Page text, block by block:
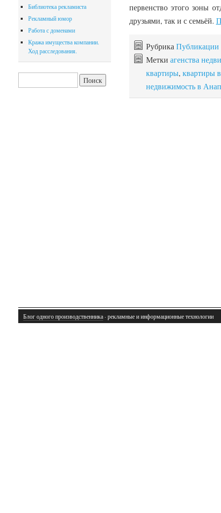
первенство этого зоны
друзьями, так и с семьёй.
Рубрика Публикации
Метки агенства
квартиры, квартиры
недвижимость в
Библиотека рекламиста
Рекламный юмор
Работа с доменами
Кража имущества компании.
Ход расследования.
Блог одного производственника · рекламные и информационные технологии